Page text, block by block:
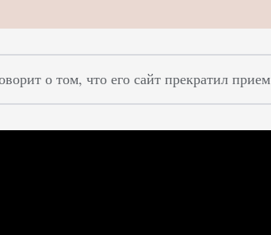
о том, что его сайт прекратил